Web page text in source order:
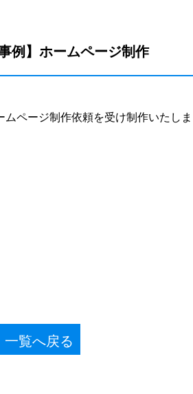
事例】ホームページ制作
ページ制作依頼を受け制作いたし
一覧へ戻る